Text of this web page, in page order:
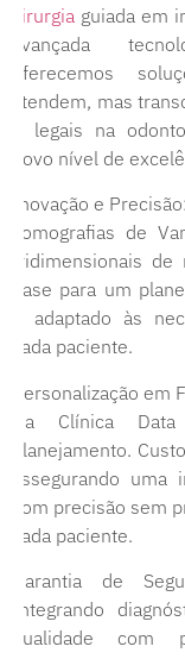
cirurgia guiada em
avançada
oferecemos
atendem, mas
e legais na
novo nível de
Inovação e
Tomografias de
tridimensionais
base para um
e adaptado às
cada paciente.
Personalização em
Na Clínica
planejamento.
assegurando
com precisão sem
cada paciente.
Garantia de
Integrando
qualidade com